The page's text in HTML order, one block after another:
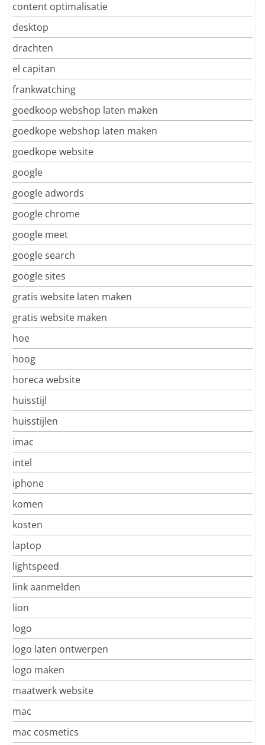
content optimalisatie
desktop
drachten
el capitan
frankwatching
goedkoop webshop laten maken
goedkope webshop laten maken
goedkope website
google
google adwords
google chrome
google meet
google search
google sites
gratis website laten maken
gratis website maken
hoe
hoog
horeca website
huisstijl
huisstijlen
imac
intel
iphone
komen
kosten
laptop
lightspeed
link aanmelden
lion
logo
logo laten ontwerpen
logo maken
maatwerk website
mac
mac cosmetics